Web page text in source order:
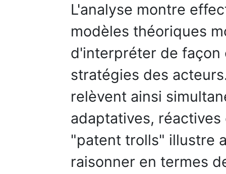
L'analyse montre
modèles théoriques
d'interpréter de façon
stratégies des
relèvent ainsi
adaptatives,
"patent trolls" illustre
raisonner en termes